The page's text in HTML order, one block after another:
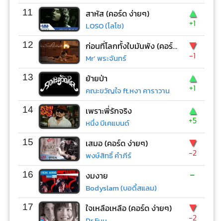
11 สาหัส (คอร์ด ง่ายๆ)
LOSO (โลโซ)
▲
+1
12 ก่อนที่โลกทั้งใบมันพัง (คอร์ด ง่ายๆ)
Mr’ พระจันทร์
▼
-1
13 ย้ายป่า
คณะขวัญใจ ft.หงา คาราวาน
▲
+1
14 เพราะพี่รักจริง
หนึ่ง บีเคแบนด์
▲
+5
15 เสมอ (คอร์ด ง่ายๆ)
พงษ์สิทธิ์ คำภีร์
▼
-2
16 งมงาย
Bodyslam (บอดี้สแลม)
-
17 ใจเหลือเหลือ (คอร์ด ง่ายๆ) ▼
-2